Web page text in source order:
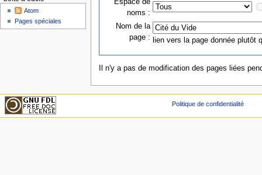
noms :
Nom de la
page : lien vers la page donnée plutôt
Il n'y a pas de modification des pages liées
Atom
Pages spéciales
Politique de confidentialité